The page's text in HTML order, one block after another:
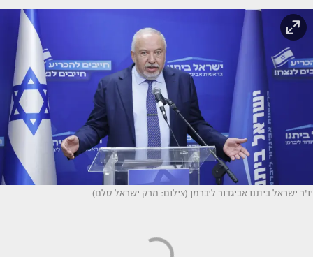
יו''ר ישראל ביתנו אביגדור ליברמן (צילום: מרק ישראל סלם)